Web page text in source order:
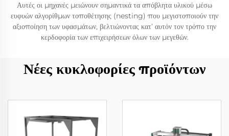
Αυτές οι μηχανές μειώνουν σημαντικά τα απόβλητα υλικού μέσω
ευφυών αλγορίθμων τοποθέτησης (nesting) που μεγιστοποιούν την
αξιοποίηση των υφασμάτων, βελτιώνοντας κατ’ αυτόν τον τρόπο την
κερδοφορία των επιχειρήσεων όλων των μεγεθών.
Νέες κυκλοφορίες προϊόντων